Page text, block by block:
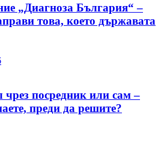
„Диагноза България“ –
това, което държавата
посредник или сам –
преди да решите?